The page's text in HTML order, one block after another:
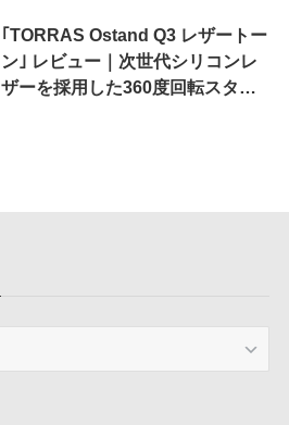
｢TORRAS Ostand Q3 レザートー
ン｣ レビュー｜次世代シリコンレ
ザーを採用した360度回転スタン